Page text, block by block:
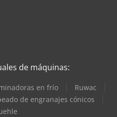
de máquinas:
en frío
Ruwac
de engranajes cónicos